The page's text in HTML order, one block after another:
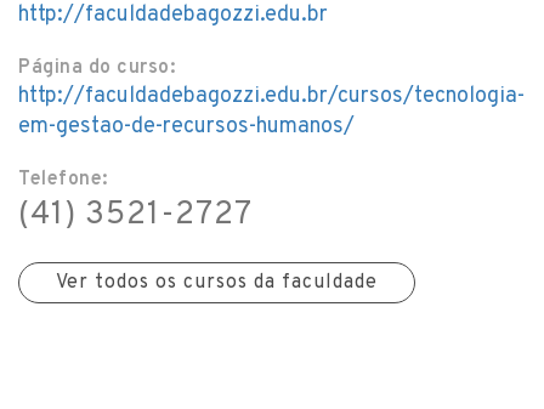
http://faculdadebagozzi.edu.br
Página do curso:
http://faculdadebagozzi.edu.br/cursos/tecnologia-
em-gestao-de-recursos-humanos/
Telefone:
(41) 3521-2727
Ver todos os cursos da faculdade